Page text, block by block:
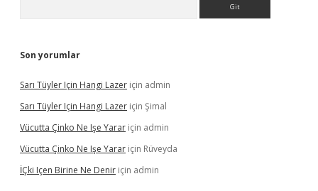
Son yorumlar
Sarı Tüyler Için Hangi Lazer için admin
Sarı Tüyler Için Hangi Lazer için Şimal
Vücutta Çinko Ne Işe Yarar için admin
Vücutta Çinko Ne Işe Yarar için Rüveyda
İÇki Içen Birine Ne Denir için admin